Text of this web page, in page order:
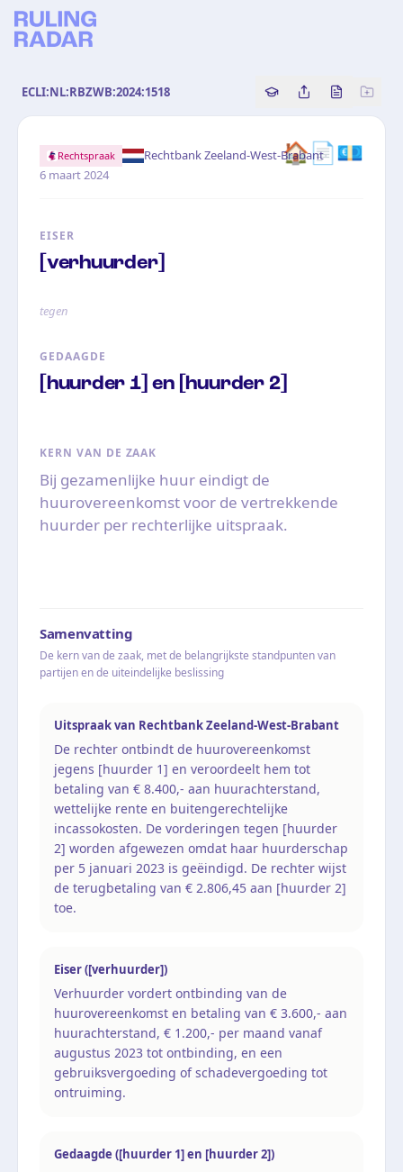
ECLI:NL:RBZWB:2024:1518 Copy source
Share this
Bekijk
🏠📄💶
Rechtspraak Rechtbank Zeeland-West-Brabant·
6 maart 2024
EISER
[verhuurder]
tegen
GEDAAGDE
[huurder 1] en [huurder 2]
KERN VAN DE ZAAK
Bij gezamenlijke huur eindigt de
huurovereenkomst voor de vertrekkende
huurder per rechterlijke uitspraak.
Samenvatting
De kern van de zaak, met de belangrijkste standpunten van
partijen en de uiteindelijke beslissing
Uitspraak van Rechtbank Zeeland-West-Brabant
De rechter ontbindt de huurovereenkomst
jegens [huurder 1] en veroordeelt hem tot
betaling van € 8.400,- aan huurachterstand,
wettelijke rente en buitengerechtelijke
incassokosten. De vorderingen tegen [huurder
2] worden afgewezen omdat haar huurderschap
per 5 januari 2023 is geëindigd. De rechter wijst
de terugbetaling van € 2.806,45 aan [huurder 2]
toe.
Eiser ([verhuurder])
Verhuurder vordert ontbinding van de
huurovereenkomst en betaling van € 3.600,- aan
huurachterstand, € 1.200,- per maand vanaf
augustus 2023 tot ontbinding, en een
gebruiksvergoeding of schadevergoeding tot
ontruiming.
Gedaagde ([huurder 1] en [huurder 2])